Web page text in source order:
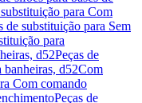
para Com
de substituição para Sem
para
d52Peças de
banheiras, d52Com
Com comando
Peças de